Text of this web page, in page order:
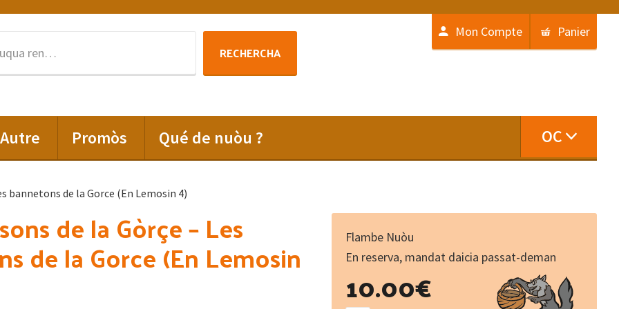
:
RECHERCHA
Mon Compte Panier
Autre Promòs Qué de nuòu ? OC
bannetons de la Gorce (En Lemosin 4)
de la Gòrçe – Les
de la Gorce (En Lemosin
Flambe Nuòu
En reserva, mandat daicia passat-deman
10.00€
palissons
de